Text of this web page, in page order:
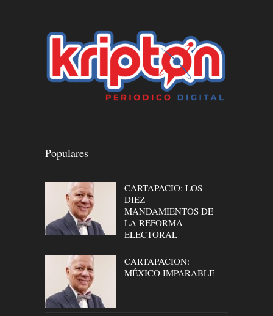
Populares
CARTAPACIO: LOS
DIEZ
MANDAMIENTOS DE
LA REFORMA
ELECTORAL
CARTAPACION:
MÉXICO IMPARABLE